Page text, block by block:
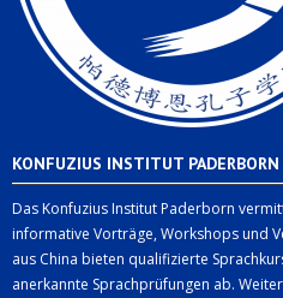
KONFUZIUS INSTITUT PADERBORN
Das Konfuzius Institut Paderborn
informative Vorträge, Workshops und
aus China bieten qualifizierte
anerkannte Sprachprüfungen ab.